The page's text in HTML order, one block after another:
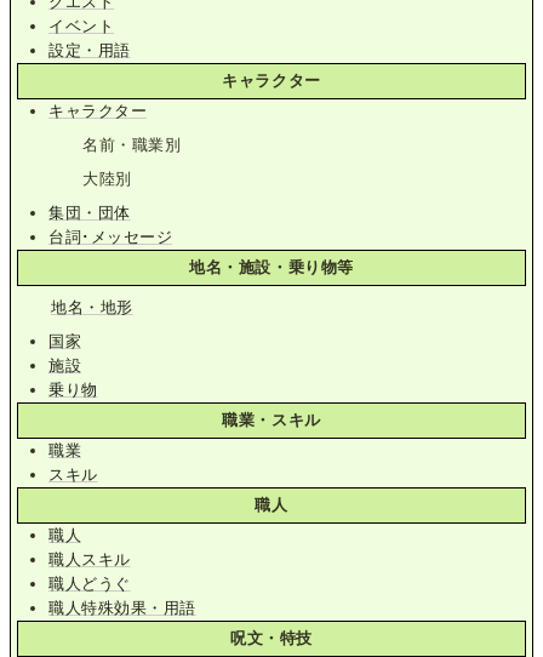
イベント
設定・用語
キャラクター
キャラクター
名前・職業別
大陸別
集団・団体
台詞･メッセージ
地名・施設・乗り物等
地名・地形
国家
施設
乗り物
職業・スキル
職業
スキル
職人
職人
職人スキル
職人どうぐ
職人特殊効果・用語
呪文・特技